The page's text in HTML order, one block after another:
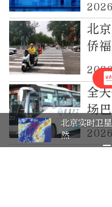
北
侨
全
场
北京实时卫
然